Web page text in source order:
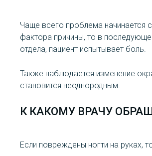
Чаще всего проблема начинается
фактора причины, то в
отдела, пациент испытывает боль.
Также наблюдается изменение
становится неоднородным.
К КАКОМУ ВРАЧУ
Если повреждены ногти на руках,